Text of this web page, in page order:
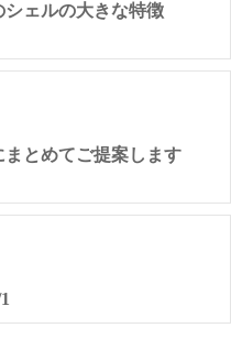
シェルの大きな特徴
まとめてご提案します